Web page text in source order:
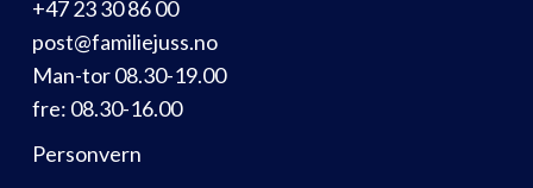
+47 23 30 86 00
post@familiejuss.no
Man-tor 08.30-19.00
fre: 08.30-16.00
Personvern